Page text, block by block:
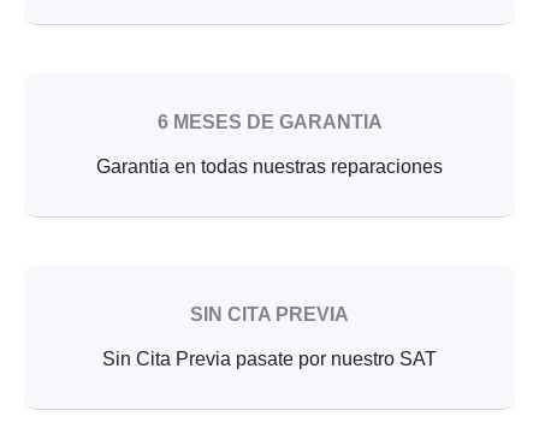
6 MESES DE GARANTIA
Garantia en todas nuestras reparaciones
SIN CITA PREVIA
Sin Cita Previa pasate por nuestro SAT